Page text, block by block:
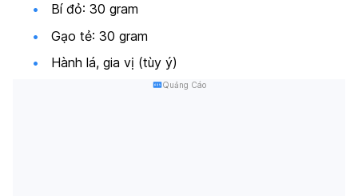
Bí đỏ: 30 gram
Gạo tẻ: 30 gram
Hành lá, gia vị (tùy ý)
Quảng Cáo